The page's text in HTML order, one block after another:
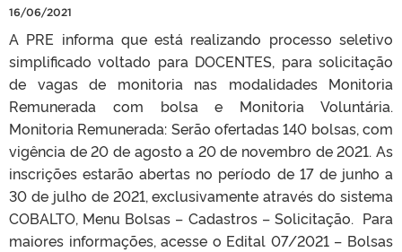
16/06/2021
A PRE informa que está realizando processo seletivo
simplificado voltado para DOCENTES, para solicitação
de vagas de monitoria nas modalidades Monitoria
Remunerada com bolsa e Monitoria Voluntária.
Monitoria Remunerada: Serão ofertadas 140 bolsas, com
vigência de 20 de agosto a 20 de novembro de 2021. As
inscrições estarão abertas no período de 17 de junho a
30 de julho de 2021, exclusivamente através do sistema
COBALTO, Menu Bolsas – Cadastros – Solicitação. Para
maiores informações, acesse o Edital 07/2021 – Bolsas